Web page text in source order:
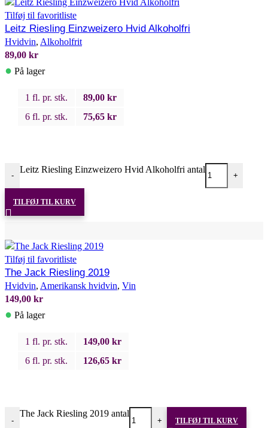
Tilføj til favoritliste
Leitz Riesling Einzweizero Hvid Alkoholfri
Hvidvin, Alkoholfrit
89,00 kr
● På lager
1 fl. pr. stk. 89,00 kr
6 fl. pr. stk.
75,65 kr
-
Leitz Riesling Einzweizero Hvid Alkoholfri antal
+
TILFØJ TIL KURV
Tilføj til favoritliste
The Jack Riesling 2019
Hvidvin, Amerikansk hvidvin, Vin
149,00 kr
● På lager
1 fl. pr. stk. 149,00 kr
6 fl. pr. stk.
126,65 kr
-
The Jack Riesling 2019 antal
+ TILFØJ TIL KURV